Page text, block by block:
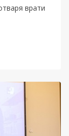
врати